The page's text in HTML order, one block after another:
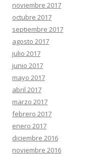
noviembre 2017
octubre 2017
septiembre 2017
agosto 2017
julio 2017
junio 2017
mayo 2017
abril 2017
marzo 2017
febrero 2017
enero 2017
diciembre 2016
noviembre 2016